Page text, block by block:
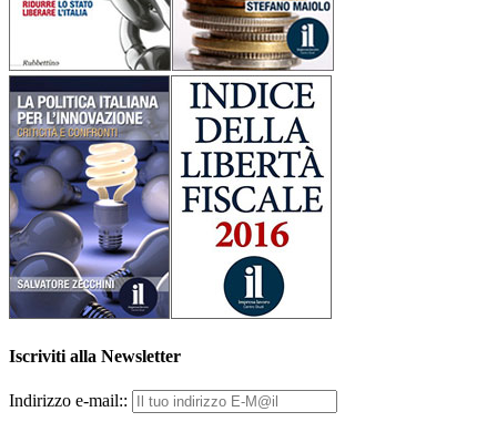
Iscriviti alla Newsletter
Indirizzo e-mail::